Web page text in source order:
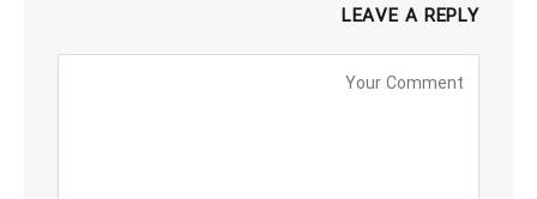
LEAVE A REPLY